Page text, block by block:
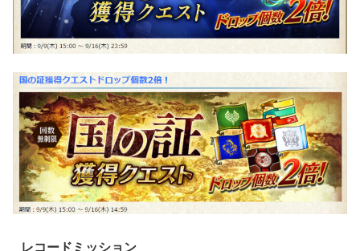
レコードミッション